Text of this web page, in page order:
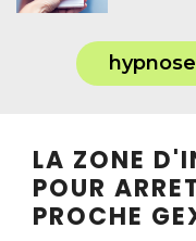
LA ZONE
POUR
PROCHE